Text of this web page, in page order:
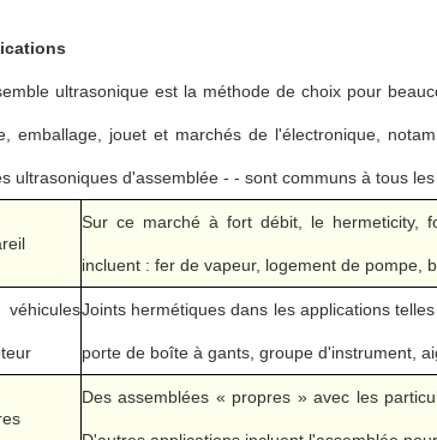
ultrasonique est la méthode de choix pour
emballage, jouet et marchés de l'électronique,
ultrasoniques d'assemblée - - sont communs à tous les
Sur ce marché à fort débit, le hermeticity,
incluent : fer de vapeur, logement de pompe,
Joints hermétiques dans les applications
porte de boîte à gants, groupe d'instrument,
Des assemblées « propres » avec les